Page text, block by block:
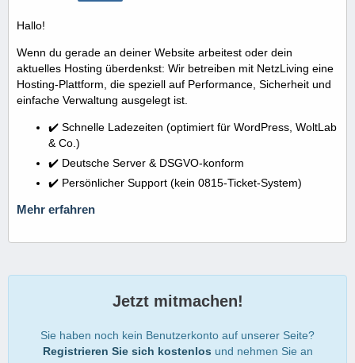
Hallo!
Wenn du gerade an deiner Website arbeitest oder dein
aktuelles Hosting überdenkst: Wir betreiben mit NetzLiving eine
Hosting-Plattform, die speziell auf Performance, Sicherheit und
einfache Verwaltung ausgelegt ist.
✔️ Schnelle Ladezeiten (optimiert für WordPress, WoltLab
& Co.)
✔️ Deutsche Server & DSGVO-konform
✔️ Persönlicher Support (kein 0815-Ticket-System)
Mehr erfahren
Jetzt mitmachen!
Sie haben noch kein Benutzerkonto auf unserer Seite?
Registrieren Sie sich kostenlos und nehmen Sie an